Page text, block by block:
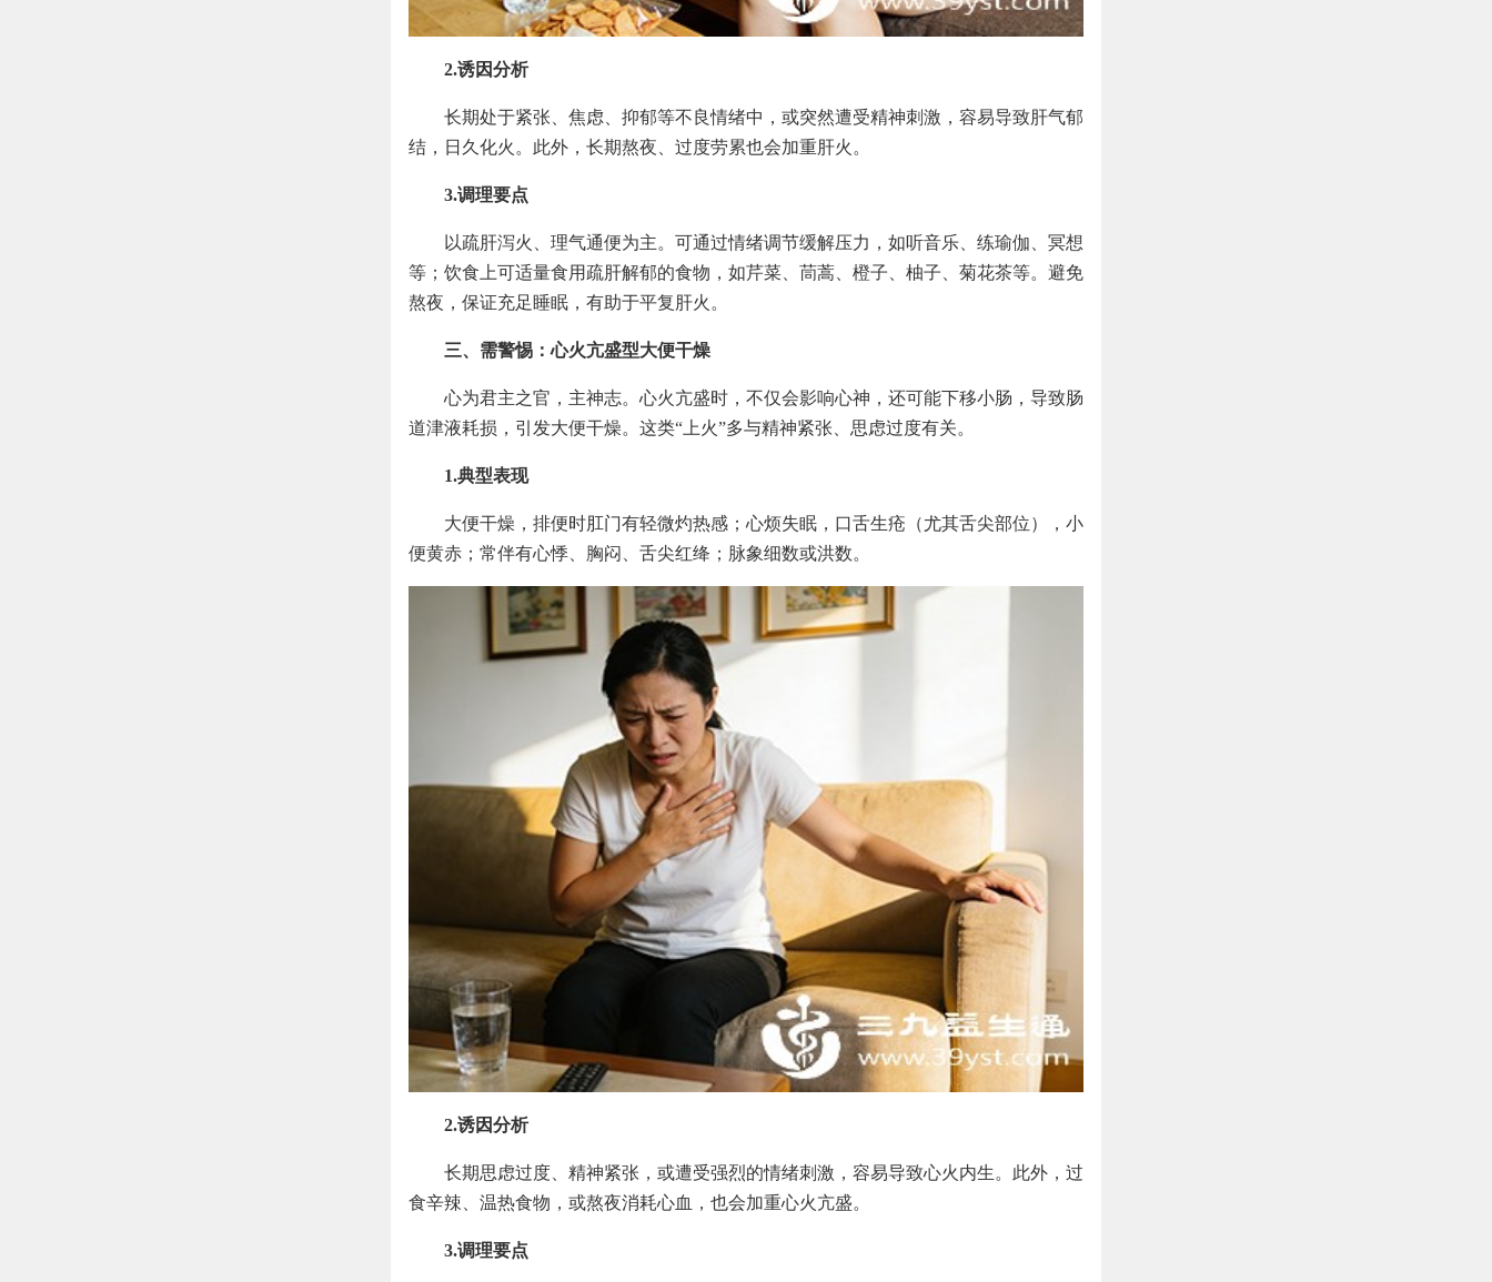
2.诱因分析
长期处于紧张、焦虑、抑郁等不良情绪中，或突然遭受精神刺激，容易导致肝气郁
结，日久化火。此外，长期熬夜、过度劳累也会加重肝火。
3.调理要点
以疏肝泻火、理气通便为主。可通过情绪调节缓解压力，如听音乐、练瑜伽、冥想
等；饮食上可适量食用疏肝解郁的食物，如芹菜、茼蒿、橙子、柚子、菊花茶等。避免
熬夜，保证充足睡眠，有助于平复肝火。
三、需警惕：心火亢盛型大便干燥
心为君主之官，主神志。心火亢盛时，不仅会影响心神，还可能下移小肠，导致肠
道津液耗损，引发大便干燥。这类“上火”多与精神紧张、思虑过度有关。
1.典型表现
大便干燥，排便时肛门有轻微灼热感；心烦失眠，口舌生疮（尤其舌尖部位），小
便黄赤；常伴有心悸、胸闷、舌尖红绛；脉象细数或洪数。
2.诱因分析
长期思虑过度、精神紧张，或遭受强烈的情绪刺激，容易导致心火内生。此外，过
食辛辣、温热食物，或熬夜消耗心血，也会加重心火亢盛。
3.调理要点